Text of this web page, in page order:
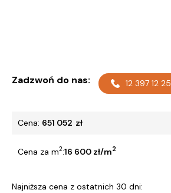
Zadzwoń do nas: 12 397 12 25
Cena: 651 052 zł
Cena za m2:16 600 zł/m2
Najniższa cena z ostatnich 30 dni: